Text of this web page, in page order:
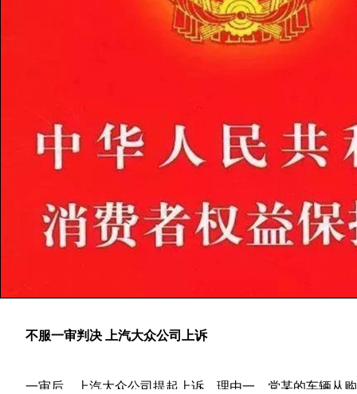
不服一审判决 上汽大众公司上诉
一审后，上汽大众公司提起上诉。理由一、党某的车辆从